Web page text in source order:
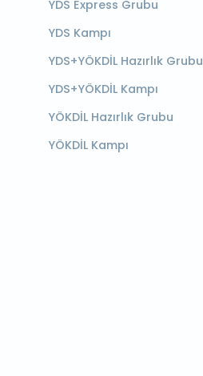
YDS Express Grubu
YDS Kampı
YDS+YÖKDİL Hazırlık Grubu
YDS+YÖKDİL Kampı
YÖKDİL Hazırlık Grubu
YÖKDİL Kampı